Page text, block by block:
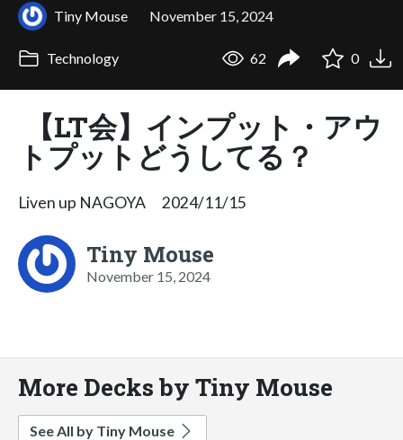
Tiny Mouse November 15, 2024
Technology 62 0
【LT会】インプット・アウ
トプットどうしてる？
Liven up NAGOYA 2024/11/15
Tiny Mouse
November 15, 2024
More Decks by Tiny Mouse
See All by Tiny Mouse